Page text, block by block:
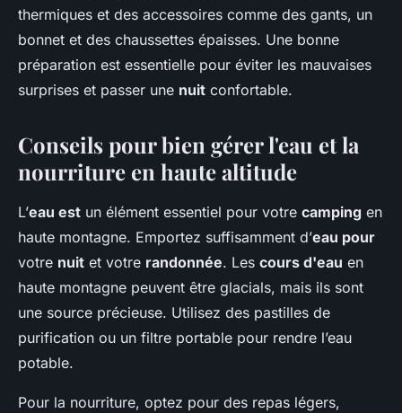
thermiques et des accessoires comme des gants, un
bonnet et des chaussettes épaisses. Une bonne
préparation est essentielle pour éviter les mauvaises
surprises et passer une nuit confortable.
Conseils pour bien gérer l'eau et la
nourriture en haute altitude
L’eau est un élément essentiel pour votre camping en
haute montagne. Emportez suffisamment d’eau pour
votre nuit et votre randonnée. Les cours d'eau en
haute montagne peuvent être glacials, mais ils sont
une source précieuse. Utilisez des pastilles de
purification ou un filtre portable pour rendre l’eau
potable.
Pour la nourriture, optez pour des repas légers,